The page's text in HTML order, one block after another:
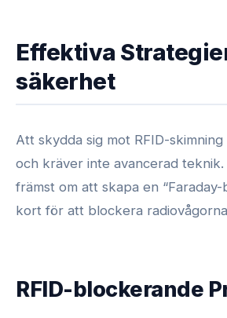
Effektiva
säkerhet
Att skydda sig mot RFID-
och kräver inte avancerad
främst om att skapa en
kort för att blockera
RFID-blockerande